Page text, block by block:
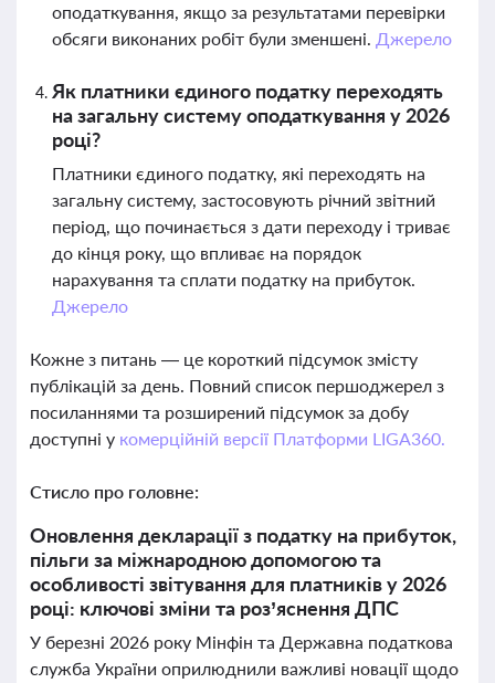
оподаткування, якщо за результатами перевірки
обсяги виконаних робіт були зменшені. Джерело
Як платники єдиного податку переходять
на загальну систему оподаткування у 2026
році?
Платники єдиного податку, які переходять на
загальну систему, застосовують річний звітний
період, що починається з дати переходу і триває
до кінця року, що впливає на порядок
нарахування та сплати податку на прибуток.
Джерело
Кожне з питань — це короткий підсумок змісту
публікацій за день. Повний список першоджерел з
посиланнями та розширений підсумок за добу
доступні у комерційній версії Платформи LIGA360.
Стисло про головне:
Оновлення декларації з податку на прибуток,
пільги за міжнародною допомогою та
особливості звітування для платників у 2026
році: ключові зміни та роз’яснення ДПС
У березні 2026 року Мінфін та Державна податкова
служба України оприлюднили важливі новації щодо